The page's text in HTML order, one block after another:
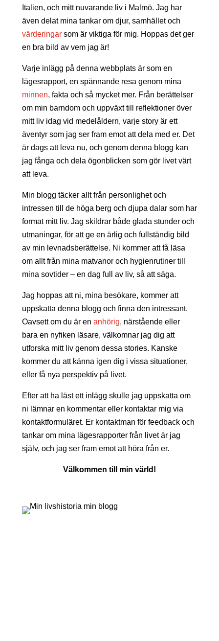
Italien, och mitt nuvarande liv i Malmö. Jag har
även delat mina tankar om djur, samhället och
värderingarsom är viktiga för mig. Hoppas det ger
en bra bild av vem jag är!
Varje inlägg på denna webbplats är som en
lägesrapport, en spännande resa genom mina
minnen, fakta och så mycket mer. Från berättelser
om min barndom och uppväxt till reflektioner över
mitt liv idag vid medelåldern, varje story är ett
äventyr som jag ser fram emot att dela med er. Det
är dags att leva nu, och genom denna blogg kan
jag fånga och dela ögonblicken som gör livet värt
att leva.
Min blogg täcker allt från personlighet och
intressen till de höga berg och djupa dalar som har
format mitt liv. Jag skildrar både glada stunder och
utmaningar, för att ge en ärlig och fullständig bild
av min levnadsberättelse. Ni kommer att få läsa
om allt från mina matvanor och hygienrutiner till
mina sovtider – en dag full av liv, så att säga.
Jag hoppas att ni, mina besökare, kommer att
uppskatta denna blogg och finna den intressant.
Oavsett om du är en anhörig, närstående eller
bara en nyfiken läsare, välkomnar jag dig att
utforska mitt liv genom dessa stories. Kanske
kommer du att känna igen dig i vissa situationer,
eller få nya perspektiv på livet.
Efter att ha läst ett inlägg skulle jag uppskatta om
ni lämnar en kommentar eller kontaktar mig via
kontaktformuläret. Er kontaktman för feedback och
tankar om mina lägesrapporter från livet är jag
själv, och jag ser fram emot att höra från er.
Välkommen till min värld!